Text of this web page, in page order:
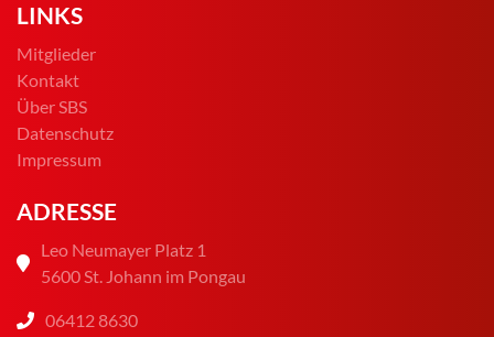
LINKS
Mitglieder
Kontakt
Über SBS
Datenschutz
Impressum
ADRESSE
Leo Neumayer Platz 1
5600 St. Johann im Pongau
06412 8630